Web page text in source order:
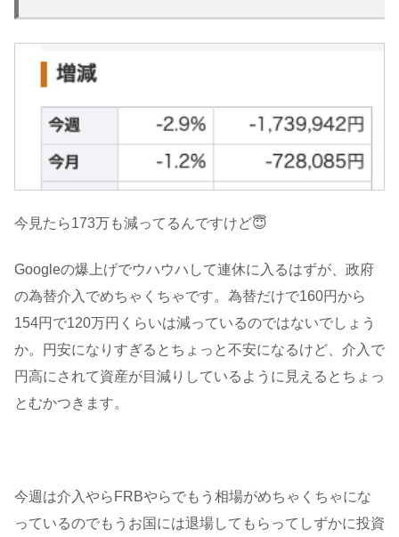
今見たら173万も減ってるんですけど😇
Googleの爆上げでウハウハして連休に入るはずが、政府
の為替介入でめちゃくちゃです。為替だけで160円から
154円で120万円くらいは減っているのではないでしょう
か。円安になりすぎるとちょっと不安になるけど、介入で
円高にされて資産が目減りしているように見えるとちょっ
とむかつきます。
今週は介入やらFRBやらでもう相場がめちゃくちゃにな
っているのでもうお国には退場してもらってしずかに投資